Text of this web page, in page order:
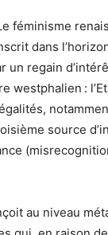
féminisme
dans
regain
westphalien :
source
au niveau